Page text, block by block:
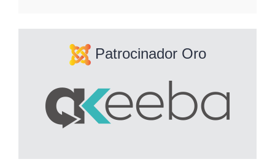
Patrocinador Oro